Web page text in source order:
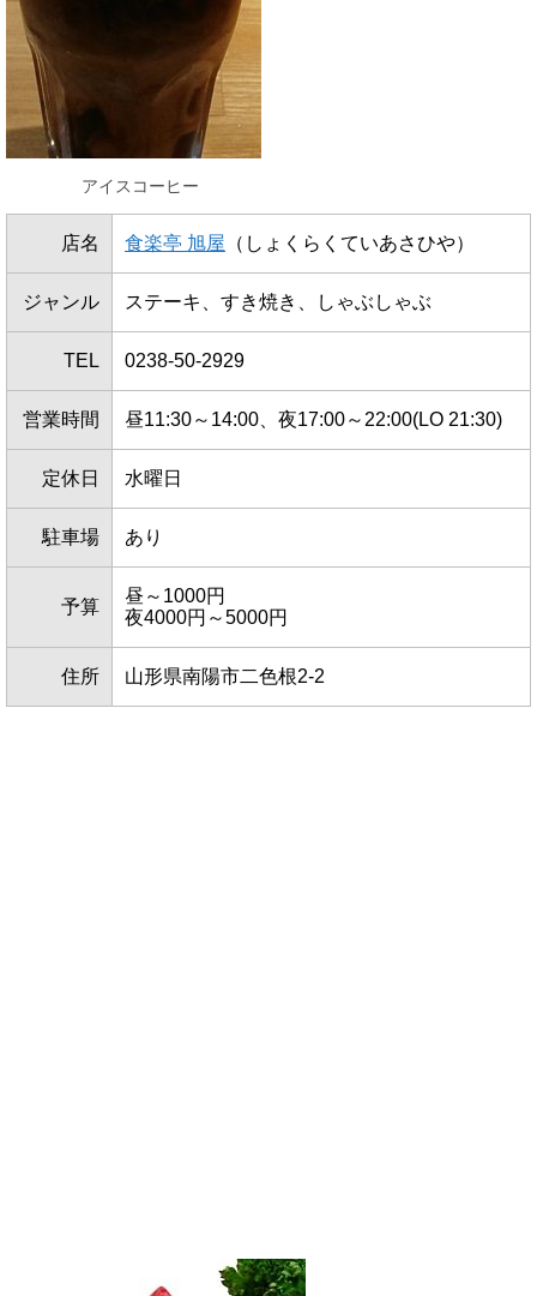
アイスコーヒー
店名 食楽亭 旭屋 （しょくらくていあさひや）
ジャンル ステーキ、すき焼き、しゃぶしゃぶ
TEL 0238-50-2929
営業時間 昼11:30～14:00、夜17:00～22:00(LO 21:30)
定休日 水曜日
駐車場 あり
予算
昼～1000円
夜4000円～5000円
住所 山形県南陽市二色根2-2